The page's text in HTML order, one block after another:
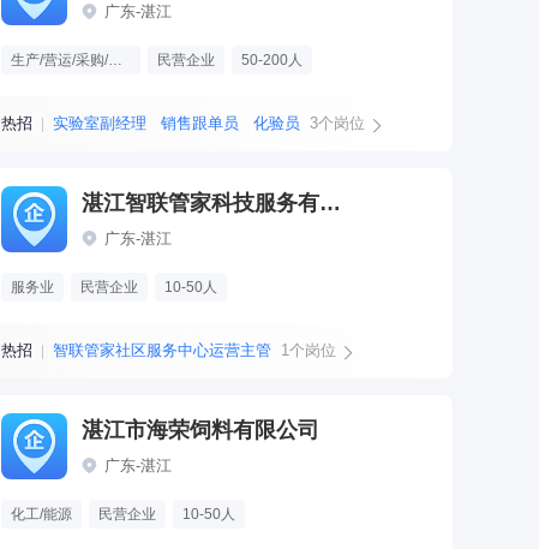
广东-湛江
生产/营运/采购/物流 民营企业 50-200人
热招 实验室副经理 销售跟单员 化验员 3个岗位
湛江智联管家科技服务有限公司
广东-湛江
服务业 民营企业 10-50人
热招 智联管家社区服务中心运营主管 1个岗位
湛江市海荣饲料有限公司
广东-湛江
化工/能源 民营企业 10-50人